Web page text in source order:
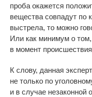
проба окажется
вещества совпадут по
выстрела, то можно
Или как минимум о
в момент
К слову, данная
не только по
и в случае незаконной